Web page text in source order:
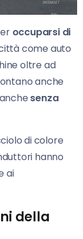
occuparsi di
come auto
oltre ad
anche
senza
di colore
hanno
ai
della